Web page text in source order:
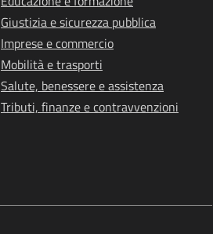
Giustizia e sicurezza pubblica
Imprese e commercio
Mobilità e trasporti
Salute, benessere e assistenza
Tributi, finanze e contravvenzioni